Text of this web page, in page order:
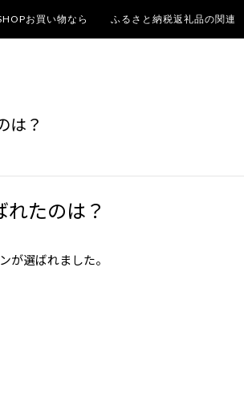
お買い物なら ふるさと納税返礼品の関連
は？
たのは？
が選ばれました。